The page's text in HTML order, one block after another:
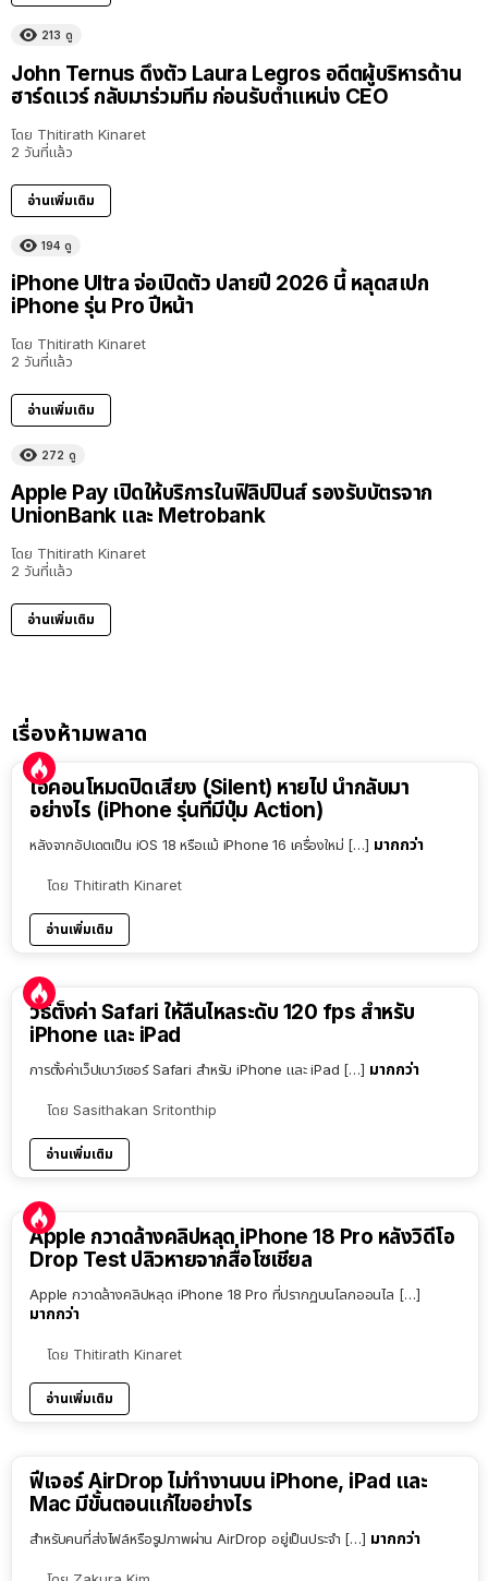
213 ดู
John Ternus ดึงตัว Laura Legros อดีตผู้บริหารด้าน
ฮาร์ดแวร์ กลับมาร่วมทีม ก่อนรับตำแหน่ง CEO
โดย Thitirath Kinaret
2 วันที่แล้ว
อ่านเพิ่มเติม
194 ดู
iPhone Ultra จ่อเปิดตัว ปลายปี 2026 นี้ หลุดสเปก
iPhone รุ่น Pro ปีหน้า
โดย Thitirath Kinaret
2 วันที่แล้ว
อ่านเพิ่มเติม
272 ดู
Apple Pay เปิดให้บริการในฟิลิปปินส์ รองรับบัตรจาก
UnionBank และ Metrobank
โดย Thitirath Kinaret
2 วันที่แล้ว
อ่านเพิ่มเติม
เรื่องห้ามพลาด
ไอคอนโหมดปิดเสียง (Silent) หายไป นำกลับมา
อย่างไร (iPhone รุ่นที่มีปุ่ม Action)
หลังจากอัปเดตเป็น iOS 18 หรือแม้ iPhone 16 เครื่องใหม่ […] มากกว่า
โดย Thitirath Kinaret
อ่านเพิ่มเติม
วิธีตั้งค่า Safari ให้ลื่นไหลระดับ 120 fps สำหรับ
iPhone และ iPad
การตั้งค่าเว็ปเบาว์เซอร์ Safari สำหรับ iPhone และ iPad […] มากกว่า
โดย Sasithakan Sritonthip
อ่านเพิ่มเติม
Apple กวาดล้างคลิปหลุด iPhone 18 Pro หลังวิดีโอ
Drop Test ปลิวหายจากสื่อโซเชียล
Apple กวาดล้างคลิปหลุด iPhone 18 Pro ที่ปรากฏบนโลกออนไล […]
มากกว่า
โดย Thitirath Kinaret
อ่านเพิ่มเติม
ฟีเจอร์ AirDrop ไม่ทำงานบน iPhone, iPad และ
Mac มีขั้นตอนแก้ไขอย่างไร
สำหรับคนที่ส่งไฟล์หรือรูปภาพผ่าน AirDrop อยู่เป็นประจำ […] มากกว่า